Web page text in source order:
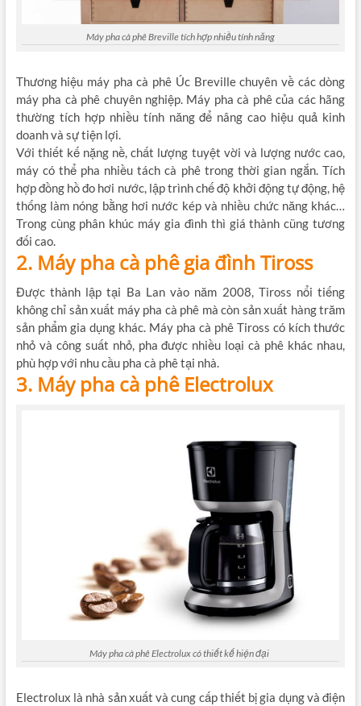
Máy pha cà phê Breville tích hợp nhiều tính năng
Thương hiệu máy pha cà phê Úc Breville chuyên về các dòng
máy pha cà phê chuyên nghiệp. Máy pha cà phê của các hãng
thường tích hợp nhiều tính năng để nâng cao hiệu quả kinh
doanh và sự tiện lợi.
Với thiết kế nặng nề, chất lượng tuyệt vời và lượng nước cao,
máy có thể pha nhiều tách cà phê trong thời gian ngắn. Tích
hợp đồng hồ đo hơi nước, lập trình chế độ khởi động tự động, hệ
thống làm nóng bằng hơi nước kép và nhiều chức năng khác…
Trong cùng phân khúc máy gia đình thì giá thành cũng tương
đối cao.
2. Máy pha cà phê gia đình Tiross
Được thành lập tại Ba Lan vào năm 2008, Tiross nổi tiếng
không chỉ sản xuất máy pha cà phê mà còn sản xuất hàng trăm
sản phẩm gia dụng khác. Máy pha cà phê Tiross có kích thước
nhỏ và công suất nhỏ, pha được nhiều loại cà phê khác nhau,
phù hợp với nhu cầu pha cà phê tại nhà.
3. Máy pha cà phê Electrolux
Máy pha cà phê Electrolux có thiết kế hiện đại
Electrolux là nhà sản xuất và cung cấp thiết bị gia dụng và điện